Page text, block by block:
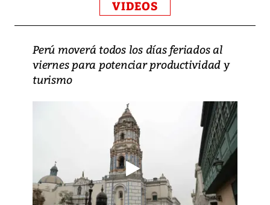
VIDEOS
Perú moverá todos los días feriados al
viernes para potenciar productividad y
turismo